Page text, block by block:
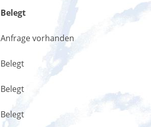
Belegt
Anfrage vorhanden
Belegt
Belegt
Belegt